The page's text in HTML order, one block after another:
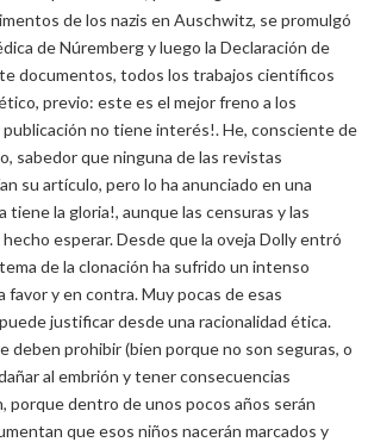
de los nazis en Auschwitz, se promulgó
de Núremberg y luego la Declaración de
documentos, todos los trabajos científicos
previo: este es el mejor freno a los
publicación no tiene interés!. He, consciente de
sabedor que ninguna de las revistas
su artículo, pero lo ha anunciado en una
tiene la gloria!, aunque las censuras y las
esperar. Desde que la oveja Dolly entró
de la clonación ha sufrido un intenso
favor y en contra. Muy pocas de esas
justificar desde una racionalidad ética.
deben prohibir (bien porque no son seguras, o
al embrión y tener consecuencias
porque dentro de unos pocos años serán
que esos niños nacerán marcados y